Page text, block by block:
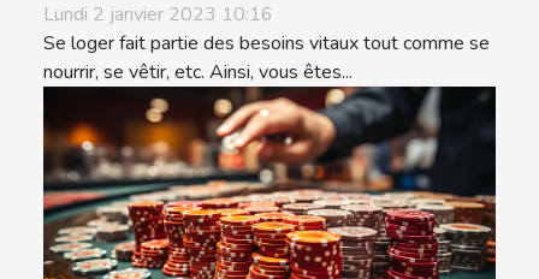
Lundi 2 janvier 2023 10:16
Se loger fait partie des besoins vitaux tout comme se
nourrir, se vêtir, etc. Ainsi, vous êtes...